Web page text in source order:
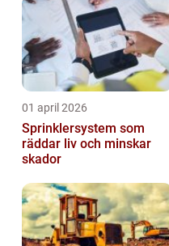
01 april 2026
Sprinklersystem som
räddar liv och minskar
skador